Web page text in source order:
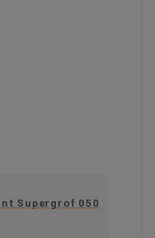
Supergrof 050